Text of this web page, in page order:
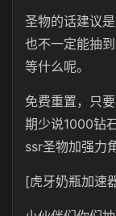
圣物的话建议
也不一定能抽
等什么呢。
免费重置，只
期少说1000钻
ssr圣物加强力
[虎牙奶瓶加速